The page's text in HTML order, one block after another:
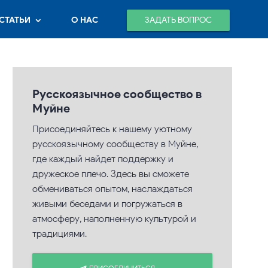
О НАС ЗАДАТЬ ВОПРОС
Русскоязычное сообщество в
Муйне
Присоединяйтесь к нашему уютному
русскоязычному сообществу в Муйне,
где каждый найдет поддержку и
дружеское плечо. Здесь вы сможете
обмениваться опытом, наслаждаться
живыми беседами и погружаться в
атмосферу, наполненную культурой и
традициями.